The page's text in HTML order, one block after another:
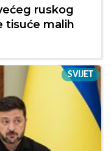
ruskog
tisuće malih
SVIJET